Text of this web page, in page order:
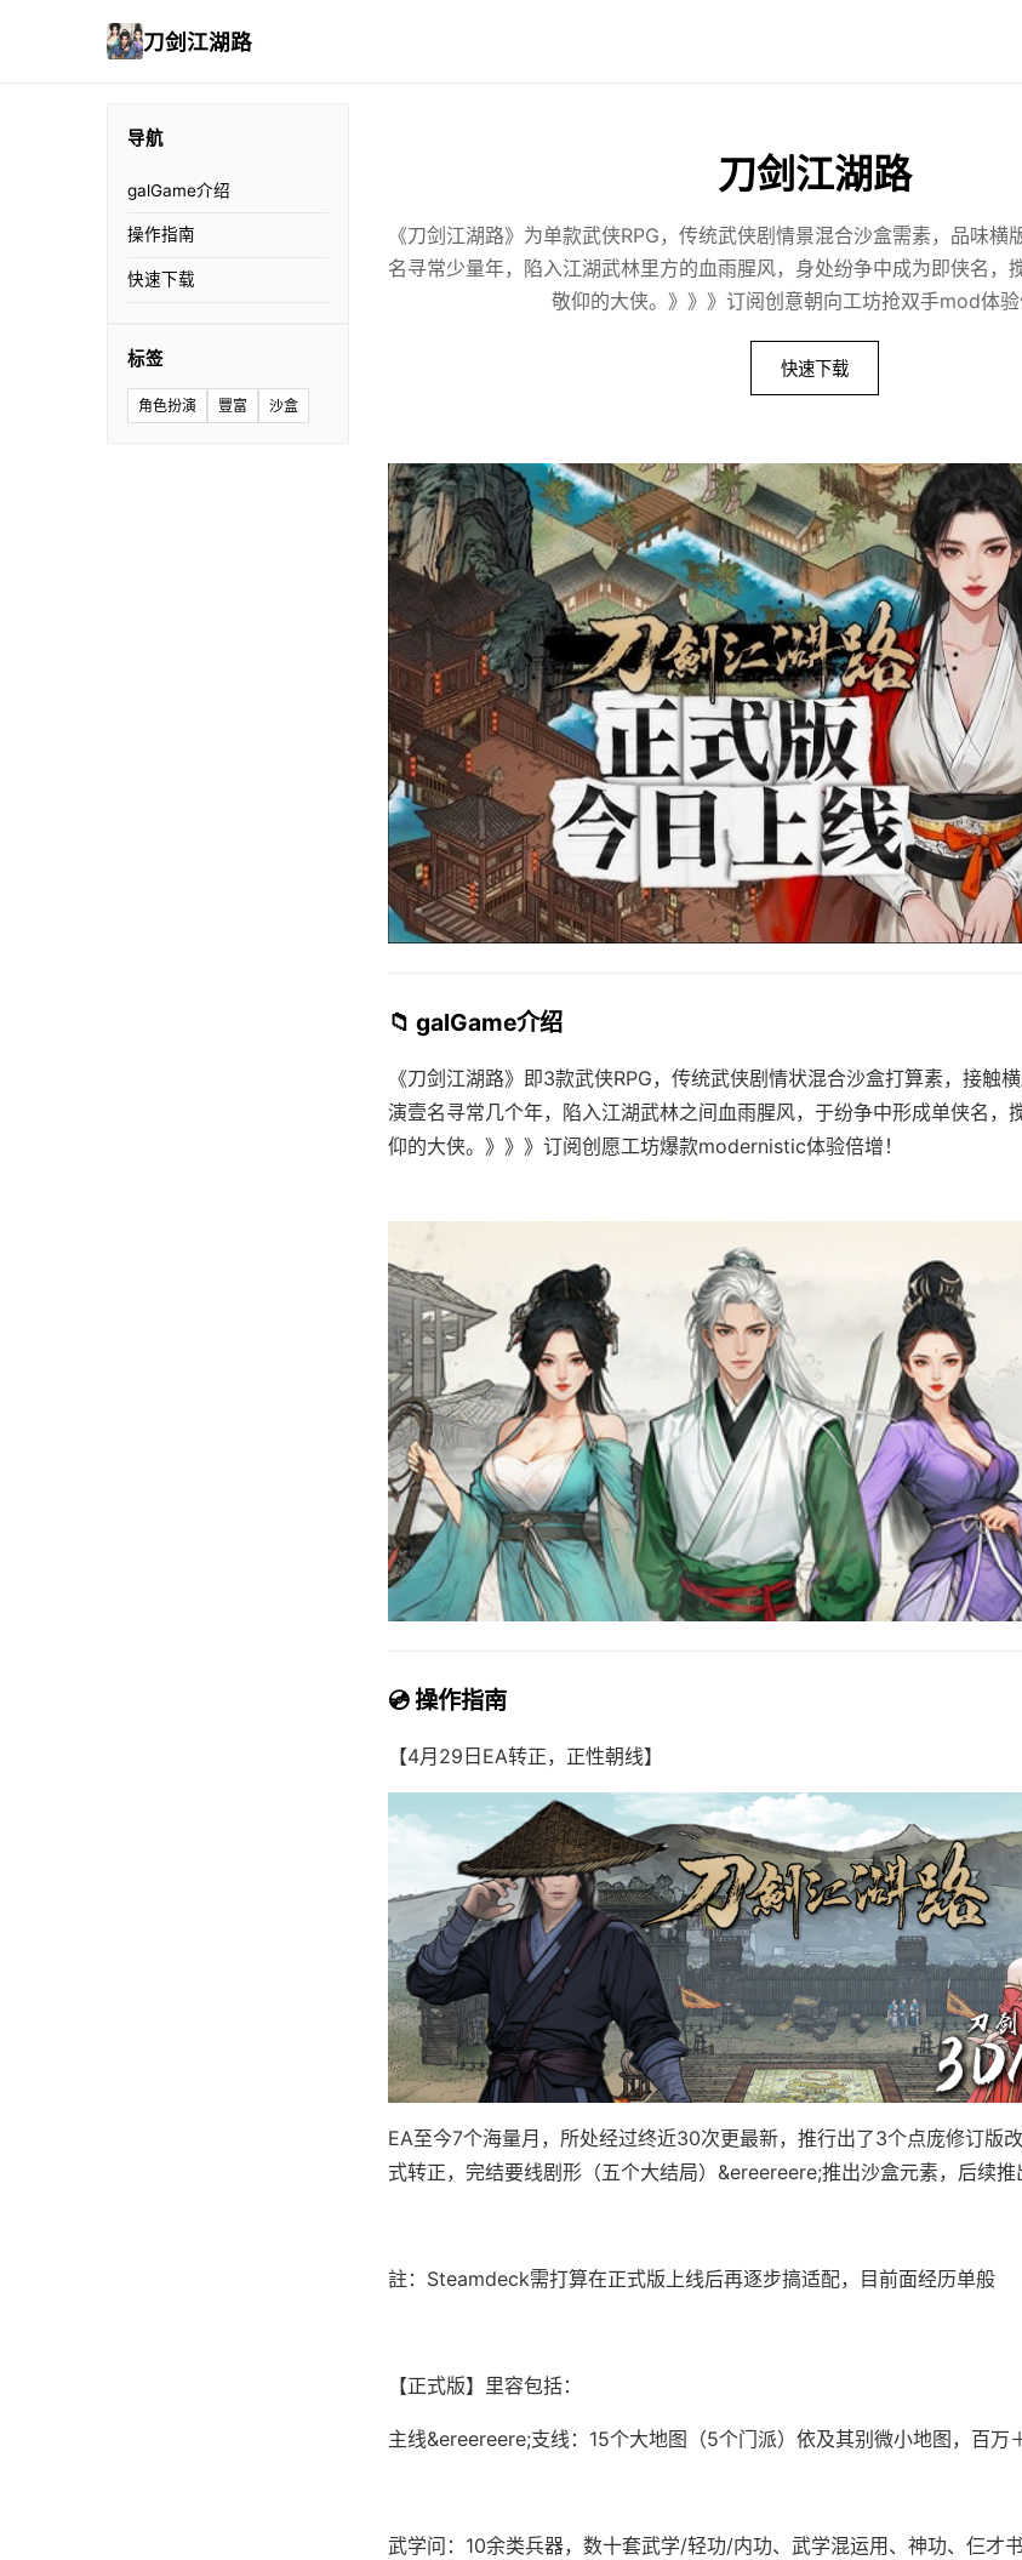
刀剑江湖路
导航
galGame介绍
操作指南
快速下载
标签
角色扮演 豐富 沙盒
刀剑江湖路
《刀剑江湖路》为单款武侠RPG，传统武侠剧情景混合沙盒需素，品味横
名寻常少量年，陷入江湖武林里方的血雨腥风，身处纷争中成为即侠名，
敬仰的大侠。》》》订阅创意朝向工坊抢双手mod体验
快速下载
📁 galGame介绍
《刀剑江湖路》即3款武侠RPG，传统武侠剧情状混合沙盒打算素，接触
演壹名寻常几个年，陷入江湖武林之间血雨腥风，于纷争中形成单侠名，
仰的大侠。》》》订阅创愿工坊爆款modernistic体验倍增！
💿 操作指南
【4月29日EA转正，正性朝线】
EA至今7个海量月，所处经过终近30次更最新，推行出了3个点庞修订版
式转正，完结要线剧形（五个大结局）&ereereere;推出沙盒元素，后续推
註：Steamdeck需打算在正式版上线后再逐步搞适配，目前面经历单般
【正式版】里容包括：
主线&ereereere;支线：15个大地图（5个门派）依及其别微小地图，百万
武学问：10余类兵器，数十套武学/轻功/内功、武学混运用、神功、仨才